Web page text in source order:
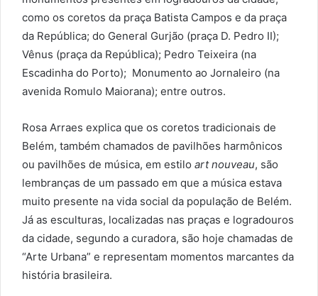
como os coretos da praça Batista Campos e da praça
da República; do General Gurjão (praça D. Pedro II);
Vênus (praça da República); Pedro Teixeira (na
Escadinha do Porto); Monumento ao Jornaleiro (na
avenida Romulo Maiorana); entre outros.
Rosa Arraes explica que os coretos tradicionais de
Belém, também chamados de pavilhões harmônicos
ou pavilhões de música, em estilo art nouveau, são
lembranças de um passado em que a música estava
muito presente na vida social da população de Belém.
Já as esculturas, localizadas nas praças e logradouros
da cidade, segundo a curadora, são hoje chamadas de
“Arte Urbana” e representam momentos marcantes da
história brasileira.